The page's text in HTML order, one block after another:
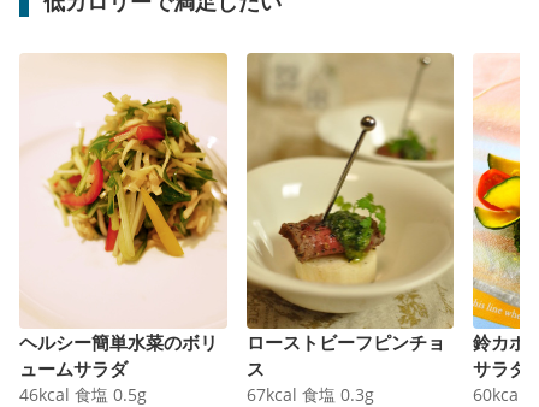
ヘルシー簡単水菜のボリ
ュームサラダ
46kcal 食塩 0.5g
ローストビーフピンチョ
ス
67kcal 食塩 0.3g
鈴カボ
サラダ
60kcal